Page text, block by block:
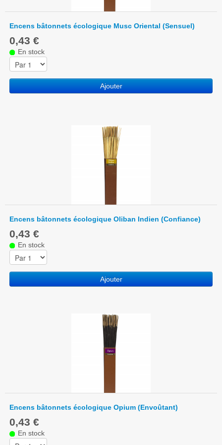
Encens bâtonnets écologique Musc Oriental (Sensuel)
0,43 €
En stock
Ajouter
Encens bâtonnets écologique Oliban Indien (Confiance)
0,43 €
En stock
Ajouter
Encens bâtonnets écologique Opium (Envoûtant)
0,43 €
En stock